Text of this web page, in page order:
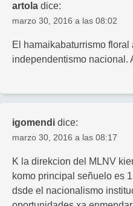
artola dice:
marzo 30, 2016 a las 08:02
El hamaikabaturrismo floral
independentismo nacional.
igomendi dice:
marzo 30, 2016 a las 08:17
K la direkcion del MLNV
komo principal señuelo es
dsde el nacionalismo